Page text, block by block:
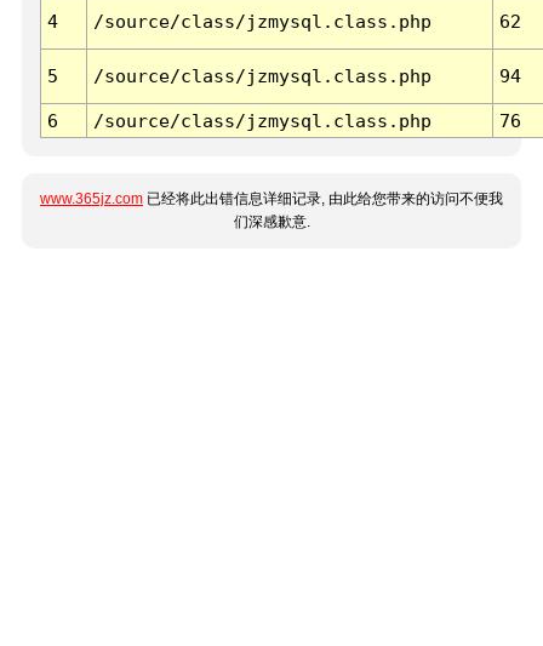
4 /source/class/jzmysql.class.php 62
5 /source/class/jzmysql.class.php 94
6 /source/class/jzmysql.class.php 76
www.365jz.com 已经将此出错信息详细记录, 由此给您带来的访问不便我
们深感歉意.